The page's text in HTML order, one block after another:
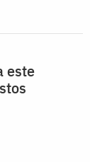
este